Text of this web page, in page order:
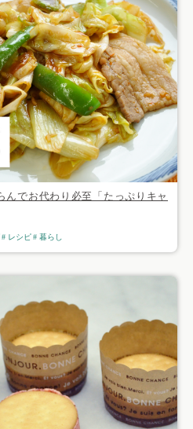
んでお代わり必至「たっぷりキャ
レシピ 暮らし